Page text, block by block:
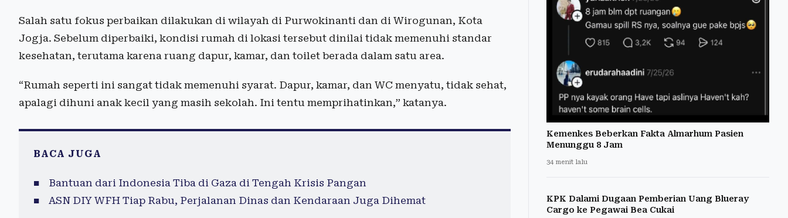
Salah satu fokus perbaikan dilakukan di wilayah di Purwokinanti dan di Wirogunan, Kota
Jogja. Sebelum diperbaiki, kondisi rumah di lokasi tersebut dinilai tidak memenuhi standar
kesehatan, terutama karena ruang dapur, kamar, dan toilet berada dalam satu area.
“Rumah seperti ini sangat tidak memenuhi syarat. Dapur, kamar, dan WC menyatu, tidak sehat,
apalagi dihuni anak kecil yang masih sekolah. Ini tentu memprihatinkan,” katanya.
BACA JUGA
Bantuan dari Indonesia Tiba di Gaza di Tengah Krisis Pangan
ASN DIY WFH Tiap Rabu, Perjalanan Dinas dan Kendaraan Juga Dihemat
Kemenkes Beberkan Fakta Almarhum Pasien
Menunggu 8 Jam
34 menit lalu
KPK Dalami Dugaan Pemberian Uang Blueray
Cargo ke Pegawai Bea Cukai